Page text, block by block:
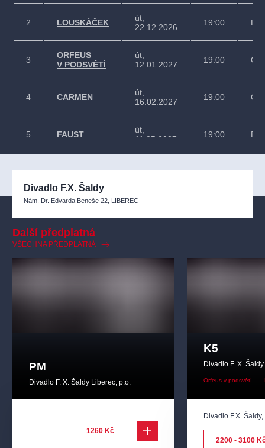
2 LOUSKÁČEK
út,
22.12.2026
19:00
3
ORFEUS
V PODSVĚTÍ
út,
12.01.2027
19:00
4 CARMEN
út,
16.02.2027
19:00
5 FAUST
út,
11.05.2027
19:00
Divadlo F.X. Šaldy
Nám. Dr. Edvarda Beneše 22, LIBEREC
Další předplatná
VŠECHNA PŘEDPLATNÁ
PM
Divadlo F. X. Šaldy Liberec, p.o.
1260 Kč
K5
Divadlo F. X.
Orfeus v podsvětí
Divadlo F.X. Šaldy,
2200 - 3100